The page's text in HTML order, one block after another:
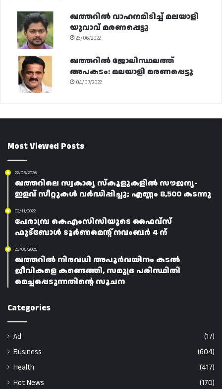
ഖത്തറിൽ വാഹനമിടിച്ച് മലയാളി
യുവാവ് മരണപ്പെട്ടു
26/06/2022
ഖത്തറിൽ ജോലിസ്ഥലത്ത്
അപകടം: മലയാളി മരണപ്പെട്ടു
04/07/2022
Most Viewed Posts
22/05/2026
ഖത്തറിലെ സ്വകാര്യ സ്കൂളുകളിൽ സൗജന്യ-
ഇളവ് സീറ്റുകൾ വർദ്ധിപ്പിച്ചു; എണ്ണം 8,500 കടന്നു
02/11/2022
പേരാമ്പ്ര കെഎംസിസിയുടെ ഫൈവ്‌സ്
ഫുട്‌ബോൾ ടൂർണമെന്റ് നവംബർ 4 ന്
20/05/2025
ഖത്തറിൽ നിരവധി അപൂർവയിനം കടൽ
ജീവികളെ കണ്ടെത്തി, സമുദ്ര പരിസ്ഥിതി
മെച്ചപ്പെടുന്നതിന്റെ സൂചന
Categories
Ad
(17)
Business
(604)
Health
(417)
Hot News
(170)